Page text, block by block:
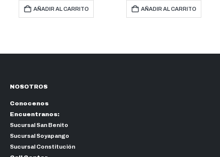
AÑADIR AL CARRITO AÑADIR AL CARRITO
NOSOTROS
Conocenos
Encuentranos:
Sucursal San Benito
Sucursal Soyapango
Sucursal Constitución